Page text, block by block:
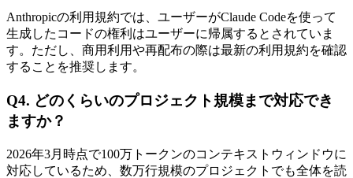
Anthropicの利用規約では、ユーザーがClaude Codeを使って
生成したコードの権利はユーザーに帰属するとされていま
す。ただし、商用利用や再配布の際は最新の利用規約を確認
することを推奨します。
Q4. どのくらいのプロジェクト規模まで対応でき
ますか？
2026年3月時点で100万トークンのコンテキストウィンドウに
対応しているため、数万行規模のプロジェクトでも全体を読